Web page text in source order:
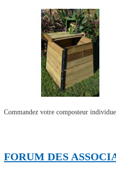
Commandez votre composteur
FORUM DES